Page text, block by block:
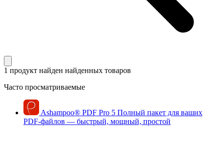
1 продукт найден найденных товаров
Часто просматриваемые
Ashampoo® PDF Pro 5 Полный пакет для ваших
PDF-файлов — быстрый, мощный, простой